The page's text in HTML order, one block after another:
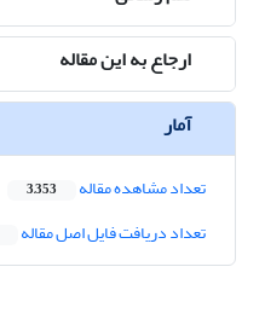
ارجاع به این مقاله
آمار
تعداد مشاهده مقاله 3,353
تعداد دریافت فایل اصل مقاله